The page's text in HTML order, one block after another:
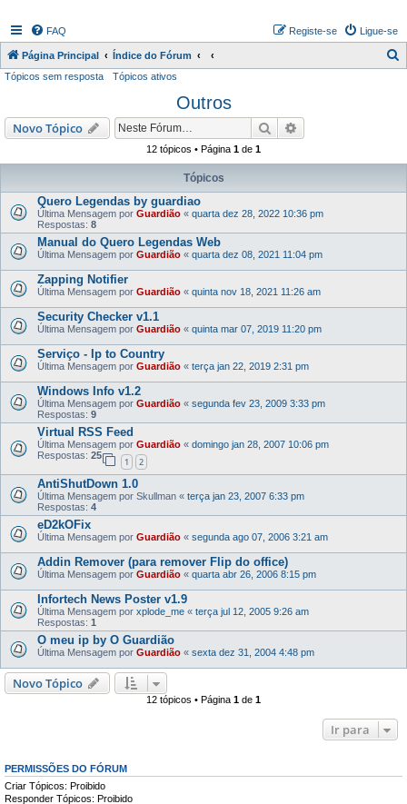
FAQ Ligue-se
Registe-se
Página Principal Índice do Fórum
i
Tópicos sem resposta Tópicos ativos
Outros
Novo Tópico Pesquisar
12 tópicos • Página 1 de 1
Tópicos
Quero Legendas by guardiao
Última Mensagem por Guardião « quarta dez 28, 2022 10:36 pm
Respostas: 8
Manual do Quero Legendas Web
Última Mensagem por Guardião « quarta dez 08, 2021 11:04 pm
Zapping Notifier
Última Mensagem por Guardião « quinta nov 18, 2021 11:26 am
Security Checker v1.1
Última Mensagem por Guardião « quinta mar 07, 2019 11:20 pm
Serviço - Ip to Country
Última Mensagem por Guardião « terça jan 22, 2019 2:31 pm
Windows Info v1.2
Última Mensagem por Guardião « segunda fev 23, 2009 3:33 pm
Respostas: 9
Virtual RSS Feed
Última Mensagem por Guardião « domingo jan 28, 2007 10:06 pm
Respostas: 25
1 2
AntiShutDown 1.0
Última Mensagem por Skullman « terça jan 23, 2007 6:33 pm
Respostas: 4
eD2kOFix
Última Mensagem por Guardião « segunda ago 07, 2006 3:21 am
Addin Remover (para remover Flip do office)
Última Mensagem por Guardião « quarta abr 26, 2006 8:15 pm
Infortech News Poster v1.9
Última Mensagem por xplode_me « terça jul 12, 2005 9:26 am
Respostas: 1
O meu ip by O Guardião
Última Mensagem por Guardião « sexta dez 31, 2004 4:48 pm
Novo Tópico
12 tópicos • Página 1 de 1
Ir para
PERMISSÕES DO FÓRUM
Criar Tópicos: Proibido
Responder Tópicos: Proibido